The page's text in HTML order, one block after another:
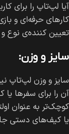
آیا لپ‌تاپ را برای
کارهای حرفه‌ای و
تعیین کننده‌ی نوع
سایز و وزن:
سایز و وزن
آن را برای سفرها
کوچک‌تر به عنوان
یا کیف‌های دستی